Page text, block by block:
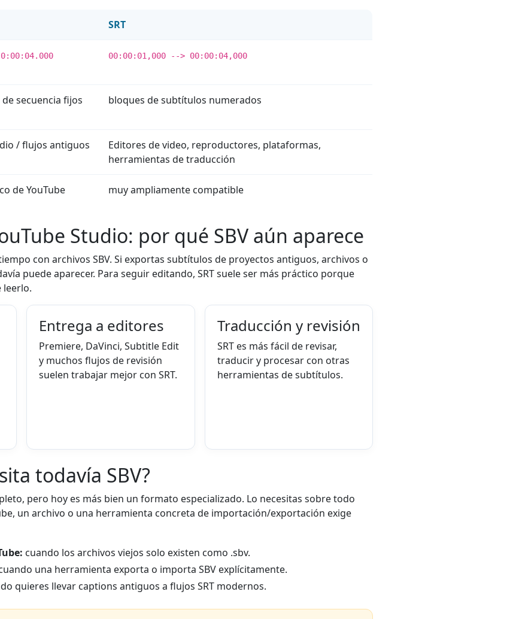
SRT
00:00:01,000 --> 00:00:04,000
secuencia fijos bloques de subtítulos numerados
/ flujos antiguos
Editores de video, reproductores, plataformas,
herramientas de traducción
de YouTube muy ampliamente compatible
Studio: por qué SBV aún aparece
con archivos SBV. Si exportas subtítulos de proyectos antiguos, archivos o
puede aparecer. Para seguir editando, SRT suele ser más práctico porque
leerlo.
Entrega a editores
Premiere, DaVinci, Subtitle Edit
y muchos flujos de revisión
suelen trabajar mejor con SRT.
Traducción y revisión
SRT es más fácil de revisar,
traducir y procesar con otras
herramientas de subtítulos.
todavía SBV?
pero hoy es más bien un formato especializado. Lo necesitas sobre todo
un archivo o una herramienta concreta de importación/exportación exige
cuando los archivos viejos solo existen como .sbv.
una herramienta exporta o importa SBV explícitamente.
quieres llevar captions antiguos a flujos SRT modernos.